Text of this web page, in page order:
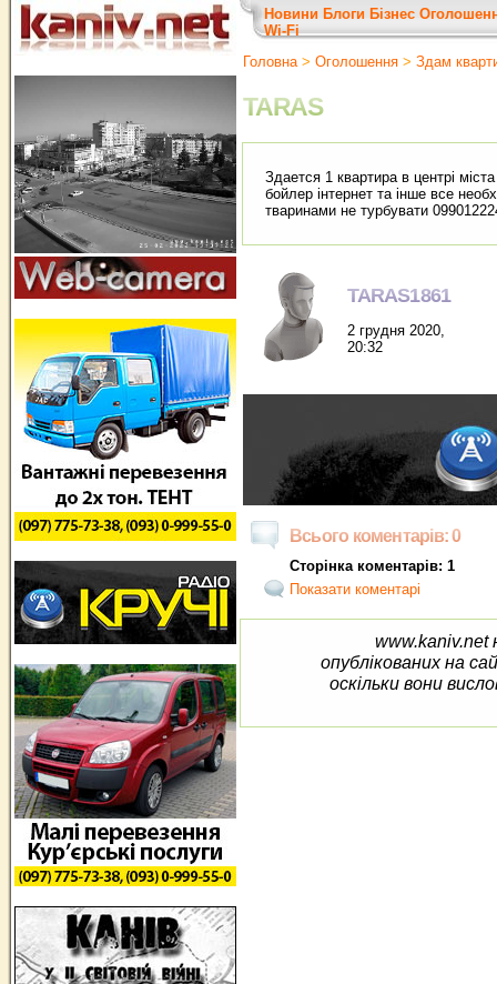
Новини Блоги Бізнес
Wi-Fi
Головна> Оголошення > Здам
TARAS
Здается 1 квартира в центрі
бойлер інтернет та інше все
тваринами не турбувати
TARAS1861
2 грудня 2020,
20:32
Всього коментарів: 0
Сторінка коментарів: 1
Показати коментарі
www.kaniv.net
опублікованих на
оскільки вони